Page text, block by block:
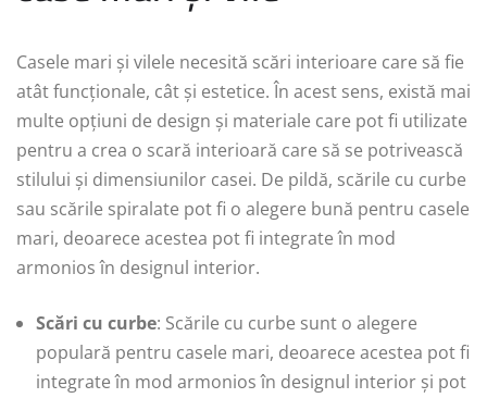
Casele mari și vilele necesită scări interioare care să fie
atât funcționale, cât și estetice. În acest sens, există mai
multe opțiuni de design și materiale care pot fi utilizate
pentru a crea o scară interioară care să se potrivească
stilului și dimensiunilor casei. De pildă, scările cu curbe
sau scările spiralate pot fi o alegere bună pentru casele
mari, deoarece acestea pot fi integrate în mod
armonios în designul interior.
Scări cu curbe: Scările cu curbe sunt o alegere
populară pentru casele mari, deoarece acestea pot fi
integrate în mod armonios în designul interior și pot